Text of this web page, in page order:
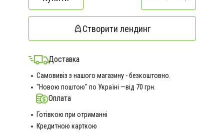
Створити лендинг
Доставка
Самовивіз з нашого магазину - безкоштовно.
"Новою поштою" по Україні —від 70 грн.
Оплата
Готівкою при отриманні
Кредитною карткою